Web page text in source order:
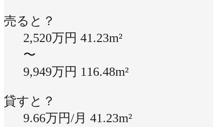
売ると？
2,520万円 41.23m²
〜
9,949万円 116.48m²
貸すと？
9.66万円/月 41.23m²